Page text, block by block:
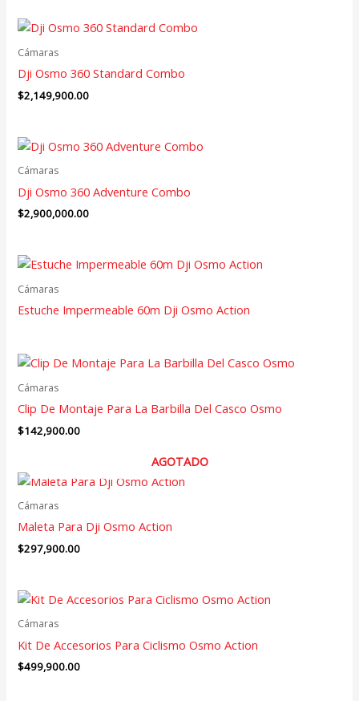
Cámaras
Dji Osmo 360 Standard Combo
$2,149,900.00
Cámaras
Dji Osmo 360 Adventure Combo
$2,900,000.00
Cámaras
Estuche Impermeable 60m Dji Osmo Action
Cámaras
Clip De Montaje Para La Barbilla Del Casco Osmo
$142,900.00
AGOTADO
Cámaras
Maleta Para Dji Osmo Action
$297,900.00
Cámaras
Kit De Accesorios Para Ciclismo Osmo Action
$499,900.00